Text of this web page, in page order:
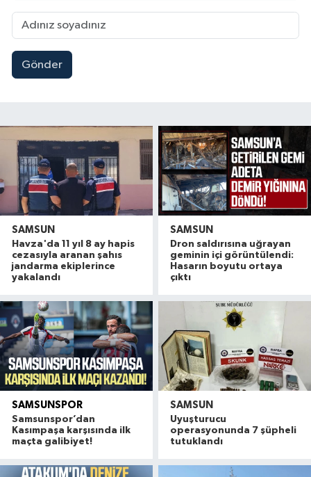
Gönder
SAMSUN
Havza'da 11 yıl 8 ay hapis
cezasıyla aranan şahıs
jandarma ekiplerince
yakalandı
SAMSUN
Dron saldırısına uğrayan
geminin içi görüntülendi:
Hasarın boyutu ortaya
çıktı
SAMSUNSPOR
Samsunspor’dan
Kasımpaşa karşısında ilk
maçta galibiyet!
SAMSUN
Uyuşturucu
operasyonunda 7 şüpheli
tutuklandı